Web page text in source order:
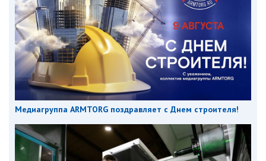
Медиагруппа ARMTORG поздравляет с Днем строителя!